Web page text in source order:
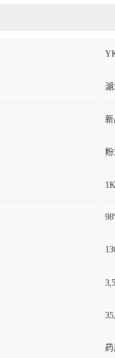
35
药